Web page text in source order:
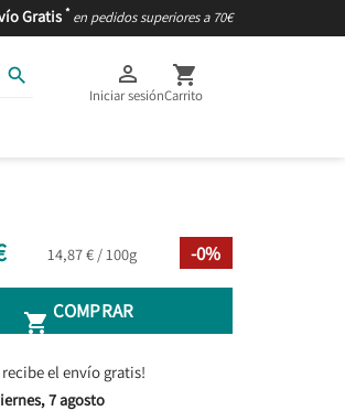
Gratis * en pedidos superiores a 70€
 
Iniciar sesión

Carrito
14,87 € / 100g -0%
 COMPRAR
recibe el envío gratis!
7 agosto